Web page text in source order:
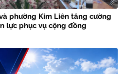
phường Kim Liên tăng cường
lực phục vụ cộng đồng